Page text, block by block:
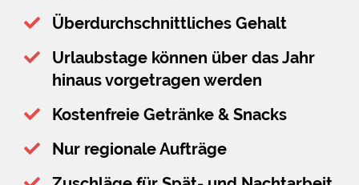
Überdurchschnittliches Gehalt
Urlaubstage können über das Jahr
hinaus vorgetragen werden
Kostenfreie Getränke & Snacks
Nur regionale Aufträge